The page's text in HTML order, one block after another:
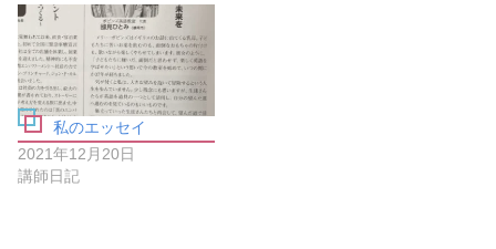
だ
さ
い
(
新
し
い
ウ
ィ
ン
ド
ウ
で
ン
ド
ウ
で
開
き
ま
す
)
私のエッセイ
2021年12月20日
講師日記